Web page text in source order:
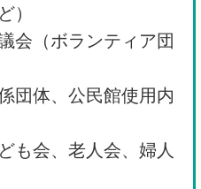
）
会（ボランティア団
団体、公民館使用内
も会、老人会、婦人